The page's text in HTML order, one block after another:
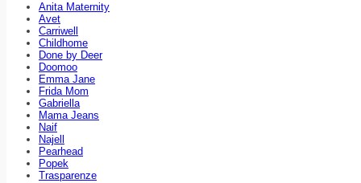
Anita Maternity
Avet
Carriwell
Childhome
Done by Deer
Doomoo
Emma Jane
Frida Mom
Gabriella
Mama Jeans
Naif
Najell
Pearhead
Popek
Trasparenze